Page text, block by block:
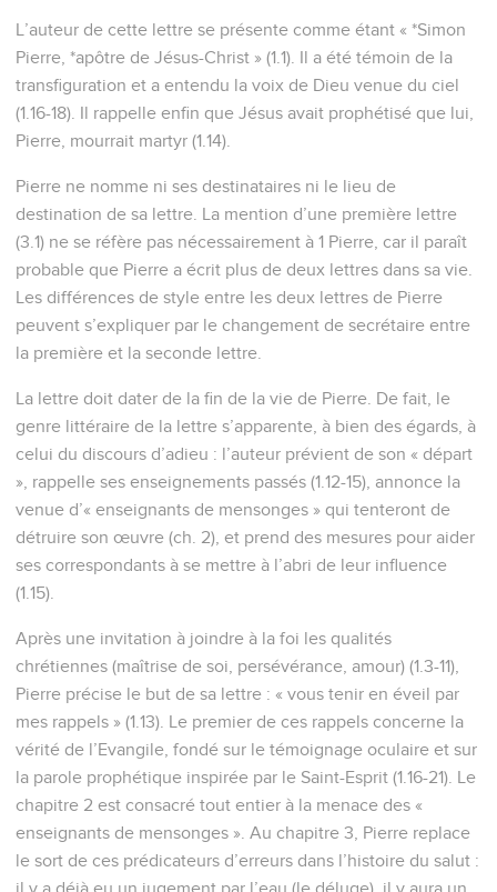
L’auteur de cette lettre se présente comme étant « *Simon
Pierre, *apôtre de Jésus-Christ » (1.1). Il a été témoin de la
transfiguration et a entendu la voix de Dieu venue du ciel
(1.16-18). Il rappelle enfin que Jésus avait prophétisé que lui,
Pierre, mourrait martyr (1.14).
Pierre ne nomme ni ses destinataires ni le lieu de
destination de sa lettre. La mention d’une première lettre
(3.1) ne se réfère pas nécessairement à 1 Pierre, car il paraît
probable que Pierre a écrit plus de deux lettres dans sa vie.
Les différences de style entre les deux lettres de Pierre
peuvent s’expliquer par le changement de secrétaire entre
la première et la seconde lettre.
La lettre doit dater de la fin de la vie de Pierre. De fait, le
genre littéraire de la lettre s’apparente, à bien des égards, à
celui du discours d’adieu : l’auteur prévient de son « départ
», rappelle ses enseignements passés (1.12-15), annonce la
venue d’« enseignants de mensonges » qui tenteront de
détruire son œuvre (ch. 2), et prend des mesures pour aider
ses correspondants à se mettre à l’abri de leur influence
(1.15).
Après une invitation à joindre à la foi les qualités
chrétiennes (maîtrise de soi, persévérance, amour) (1.3-11),
Pierre précise le but de sa lettre : « vous tenir en éveil par
mes rappels » (1.13). Le premier de ces rappels concerne la
vérité de l’Evangile, fondé sur le témoignage oculaire et sur
la parole prophétique inspirée par le Saint-Esprit (1.16-21). Le
chapitre 2 est consacré tout entier à la menace des «
enseignants de mensonges ». Au chapitre 3, Pierre replace
le sort de ces prédicateurs d’erreurs dans l’histoire du salut :
il y a déjà eu un jugement par l’eau (le déluge), il y aura un